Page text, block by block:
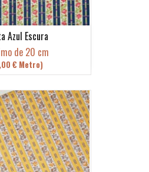
Azul Escura
de 20 cm
€ Metro)